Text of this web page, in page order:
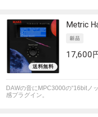
Metric
17,600
DAWの音にMPC3000の“16bitノ
感プラグイン。